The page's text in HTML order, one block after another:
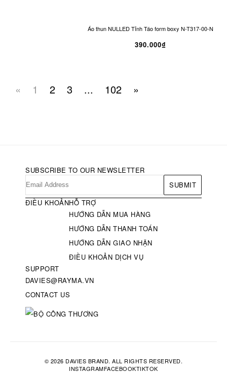
Áo thun NULLED Tỉnh Táo form boxy N-T317-00-N
390.000₫
« 1 2 3 ... 102 »
SUBSCRIBE TO OUR NEWSLETTER
SUBMIT
ĐIỀU KHOẢNHỖ TRỢ
HƯỚNG DẪN MUA HÀNG
HƯỚNG DẪN THANH TOÁN
HƯỚNG DẪN GIAO NHẬN
ĐIỀU KHOẢN DỊCH VỤ
SUPPORT
DAVIES@RAYMA.VN
CONTACT US
© 2026 DAVIES BRAND. ALL RIGHTS RESERVED.
INSTAGRAMFACEBOOKTIKTOK